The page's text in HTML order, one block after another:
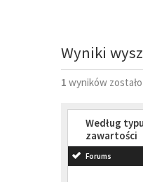
Wyniki
1 wyników
Według typu
zawartości
Forums